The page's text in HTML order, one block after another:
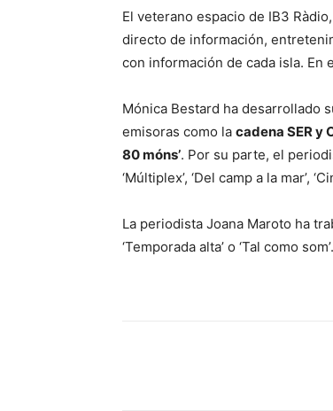
El veterano espacio de IB3
directo de información,
con información de cada isla. En
Mónica Bestard ha desarrollado
emisoras como la cadena SER y
80 móns’. Por su parte, el
‘Múltiplex’, ‘Del camp a la mar’,
La periodista Joana Maroto ha
‘Temporada alta’ o ‘Tal como som’.